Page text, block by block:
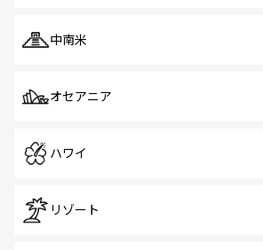
中南米
オセアニア
ハワイ
リゾート